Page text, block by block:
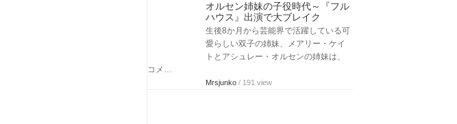
オルセン姉妹の子役時代～『フル
ハウス』出演で大ブレイク
生後8か月から芸能界で活躍している可
愛らしい双子の姉妹、メアリー・ケイ
トとアシュレー・オルセンの姉妹は、
コメ…
Mrsjunko / 191 view